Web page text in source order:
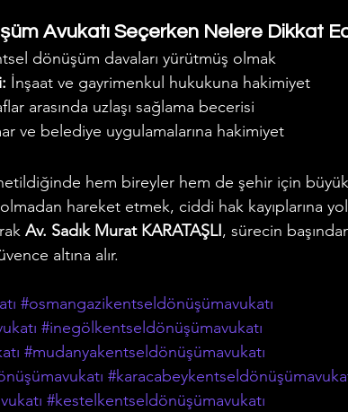
Avukatı Seçerken Nelere Dikkat
dönüşüm davaları yürütmüş olmak
İnşaat ve gayrimenkul hukukuna hakimiyet
arasında uzlaşı sağlama becerisi
ve belediye uygulamalarına hakimiyet
hem bireyler hem de şehir için
hareket etmek, ciddi hak kayıplarına
Av. Sadık Murat KARATAŞLI, sürecin
altına alır.
#osmangazikentseldönüşümavukatı
#inegölkentseldönüşümavukatı
#mudanyakentseldönüşümavukatı
#kestelkentseldönüşümavukatı